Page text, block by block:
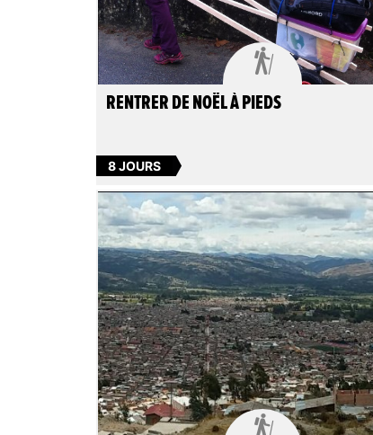

RENTRER DE NOËL À PIEDS
8 JOURS
